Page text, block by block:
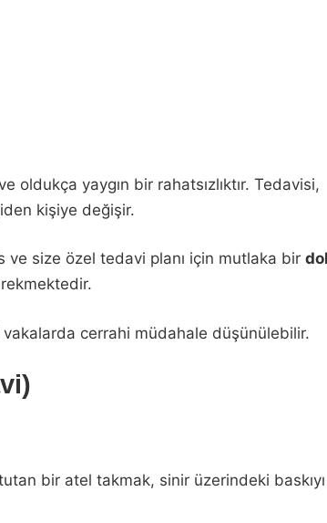
oldukça yaygın bir rahatsızlıktır. Tedavisi,
kişiye değişir.
size özel tedavi planı için mutlaka bir
cerrahi müdahale düşünülebilir.
bir atel takmak, sinir üzerindeki baskıyı